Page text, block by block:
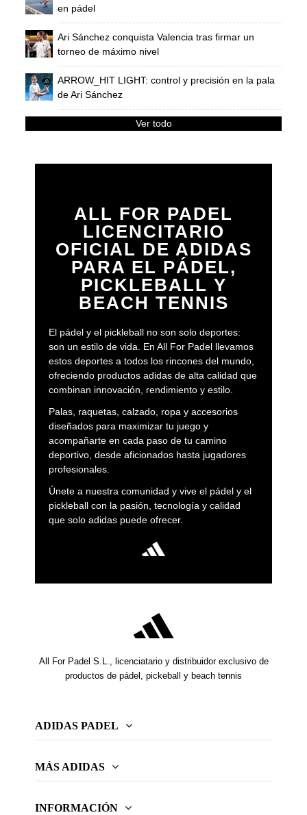
en pádel
Ari Sánchez conquista Valencia tras firmar un
torneo de máximo nivel
ARROW_HIT LIGHT: control y precisión en la pala
de Ari Sánchez
Ver todo
ALL FOR PADEL
LICENCITARIO
OFICIAL DE ADIDAS
PARA EL PÁDEL,
PICKLEBALL Y
BEACH TENNIS
El pádel y el pickleball no son solo deportes:
son un estilo de vida. En All For Padel llevamos
estos deportes a todos los rincones del mundo,
ofreciendo productos adidas de alta calidad que
combinan innovación, rendimiento y estilo.
Palas, raquetas, calzado, ropa y accesorios
diseñados para maximizar tu juego y
acompañarte en cada paso de tu camino
deportivo, desde aficionados hasta jugadores
profesionales.
Únete a nuestra comunidad y vive el pádel y el
pickleball con la pasión, tecnología y calidad
que solo adidas puede ofrecer.
All For Padel S.L., licenciatario y distribuidor exclusivo de
productos de pádel, pickeball y beach tennis
ADIDAS PADEL
MÁS ADIDAS
INFORMACIÓN